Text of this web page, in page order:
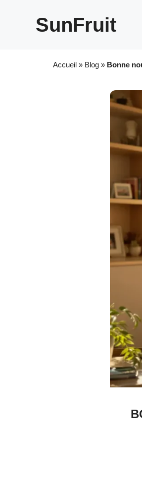
SunFruit
Accueil » Blog » Bonne